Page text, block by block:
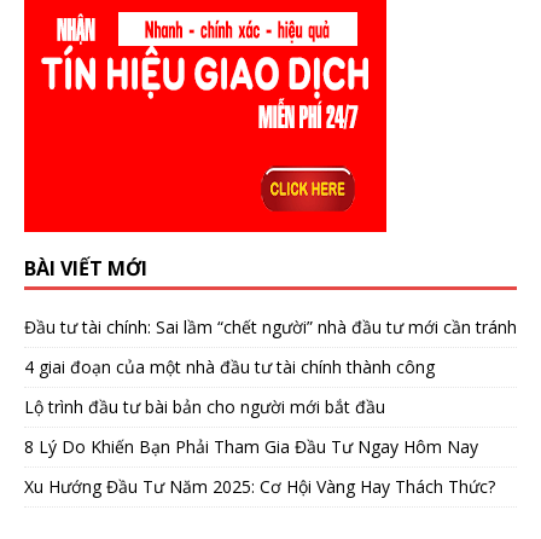
BÀI VIẾT MỚI
Đầu tư tài chính: Sai lầm “chết người” nhà đầu tư mới cần tránh
4 giai đoạn của một nhà đầu tư tài chính thành công
Lộ trình đầu tư bài bản cho người mới bắt đầu
8 Lý Do Khiến Bạn Phải Tham Gia Đầu Tư Ngay Hôm Nay
Xu Hướng Đầu Tư Năm 2025: Cơ Hội Vàng Hay Thách Thức?